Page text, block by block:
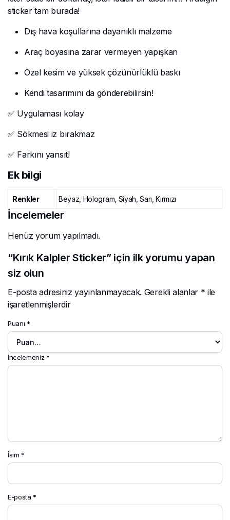
sticker tam burada!
Dış hava koşullarına dayanıklı malzeme
Araç boyasına zarar vermeyen yapışkan
Özel kesim ve yüksek çözünürlüklü baskı
Kendi tasarımını da gönderebilirsin!
✅ Uygulaması kolay
✅ Sökmesi iz bırakmaz
✅ Farkını yansıt!
Ek bilgi
Renkler Beyaz, Hologram, Siyah, Sarı, Kırmızı
İncelemeler
Henüz yorum yapılmadı.
“Kırık Kalpler Sticker” için ilk yorumu yapan
siz olun
E-posta adresiniz yayınlanmayacak. Gerekli alanlar * ile
işaretlenmişlerdir
Puanı *
İncelemeniz *
İsim *
E-posta *